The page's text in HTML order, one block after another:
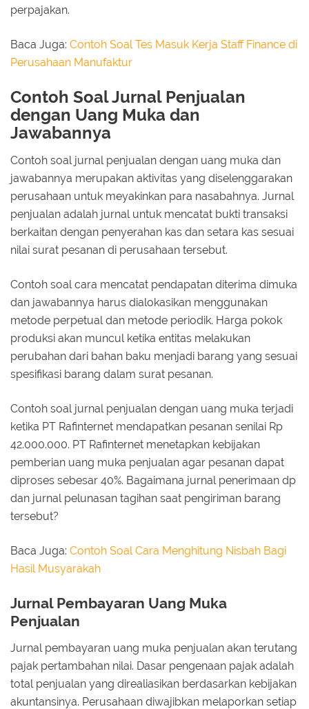
perpajakan.
Baca Juga: Contoh Soal Tes Masuk Kerja Staff Finance di
Perusahaan Manufaktur
Contoh Soal Jurnal Penjualan
dengan Uang Muka dan
Jawabannya
Contoh soal jurnal penjualan dengan uang muka dan
jawabannya merupakan aktivitas yang diselenggarakan
perusahaan untuk meyakinkan para nasabahnya. Jurnal
penjualan adalah jurnal untuk mencatat bukti transaksi
berkaitan dengan penyerahan kas dan setara kas sesuai
nilai surat pesanan di perusahaan tersebut.
Contoh soal cara mencatat pendapatan diterima dimuka
dan jawabannya harus dialokasikan menggunakan
metode perpetual dan metode periodik. Harga pokok
produksi akan muncul ketika entitas melakukan
perubahan dari bahan baku menjadi barang yang sesuai
spesifikasi barang dalam surat pesanan.
Contoh soal jurnal penjualan dengan uang muka terjadi
ketika PT Rafinternet mendapatkan pesanan senilai Rp
42.000.000. PT Rafinternet menetapkan kebijakan
pemberian uang muka penjualan agar pesanan dapat
diproses sebesar 40%. Bagaimana jurnal penerimaan dp
dan jurnal pelunasan tagihan saat pengiriman barang
tersebut?
Baca Juga: Contoh Soal Cara Menghitung Nisbah Bagi
Hasil Musyarakah
Jurnal Pembayaran Uang Muka
Penjualan
Jurnal pembayaran uang muka penjualan akan terutang
pajak pertambahan nilai. Dasar pengenaan pajak adalah
total penjualan yang direaliasikan berdasarkan kebijakan
akuntansinya. Perusahaan diwajibkan melaporkan setiap